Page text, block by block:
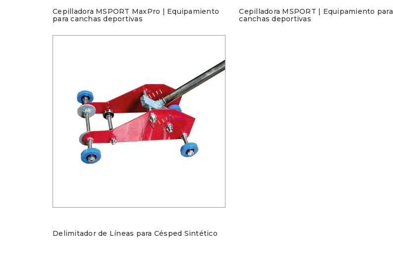
Cepilladora MSPORT MaxPro | Equipamiento
para canchas deportivas
Cepilladora MSPORT | Equipamiento para
canchas deportivas
Delimitador de Líneas para Césped Sintético